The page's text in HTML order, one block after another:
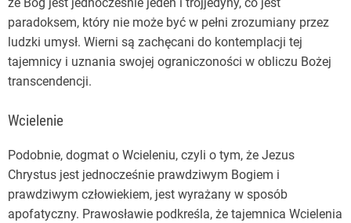
paradoksem, który nie może być w pełni zrozumiany przez
ludzki umysł. Wierni są zachęcani do kontemplacji tej
tajemnicy i uznania swojej ograniczoności w obliczu Bożej
transcendencji.
Wcielenie
Podobnie, dogmat o Wcieleniu, czyli o tym, że Jezus
Chrystus jest jednocześnie prawdziwym Bogiem i
prawdziwym człowiekiem, jest wyrażany w sposób
apofatyczny. Prawosławie podkreśla, że tajemnica Wcielenia